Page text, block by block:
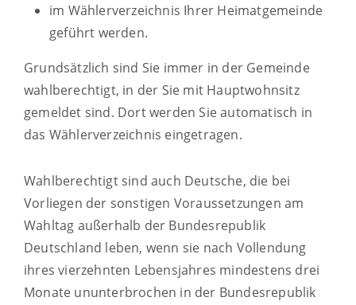
im Wählerverzeichnis Ihrer Heimatgemeinde
geführt werden.
Grundsätzlich sind Sie immer in der Gemeinde
wahlberechtigt, in der Sie mit Hauptwohnsitz
gemeldet sind. Dort werden Sie automatisch in
das Wählerverzeichnis eingetragen.
Wahlberechtigt sind auch Deutsche, die bei
Vorliegen der sonstigen Voraussetzungen am
Wahltag außerhalb der Bundesrepublik
Deutschland leben, wenn sie nach Vollendung
ihres vierzehnten Lebensjahres mindestens drei
Monate ununterbrochen in der Bundesrepublik